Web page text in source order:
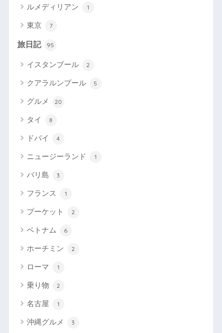
ルメディリアン 1
東京 7
旅日記 95
イスタンブール 2
クアラルンプール 5
グルメ 20
タイ 8
ドバイ 4
ニュージーランド 1
バリ島 3
フランス 1
プーケット 2
ベトナム 6
ホーチミン 2
ローマ 1
乗り物 2
名古屋 1
沖縄グルメ 3